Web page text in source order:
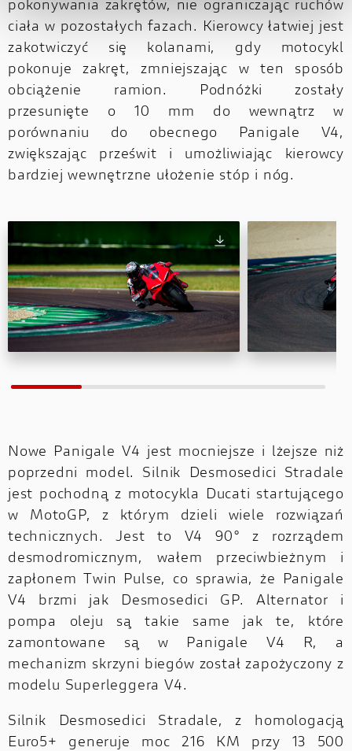
pokonywania zakrętów, nie ograniczając ruchów
ciała w pozostałych fazach. Kierowcy łatwiej jest
zakotwiczyć się kolanami, gdy motocykl
pokonuje zakręt, zmniejszając w ten sposób
obciążenie ramion. Podnóżki zostały
przesunięte o 10 mm do wewnątrz w
porównaniu do obecnego Panigale V4,
zwiększając prześwit i umożliwiając kierowcy
bardziej wewnętrzne ułożenie stóp i nóg.
Nowe Panigale V4 jest mocniejsze i lżejsze niż
poprzedni model. Silnik Desmosedici Stradale
jest pochodną z motocykla Ducati startującego
w MotoGP, z którym dzieli wiele rozwiązań
technicznych. Jest to V4 90° z rozrządem
desmodromicznym, wałem przeciwbieżnym i
zapłonem Twin Pulse, co sprawia, że Panigale
V4 brzmi jak Desmosedici GP. Alternator i
pompa oleju są takie same jak te, które
zamontowane są w Panigale V4 R, a
mechanizm skrzyni biegów został zapożyczony z
modelu Superleggera V4.
Silnik Desmosedici Stradale, z homologacją
Euro5+ generuje moc 216 KM przy 13 500